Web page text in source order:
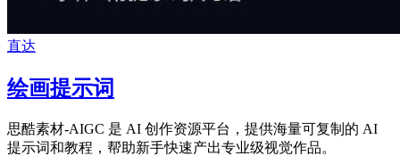
直达
绘画提示词
思酷素材-AIGC 是 AI 创作资源平台，提供海量可复制的 AI
提示词和教程，帮助新手快速产出专业级视觉作品。